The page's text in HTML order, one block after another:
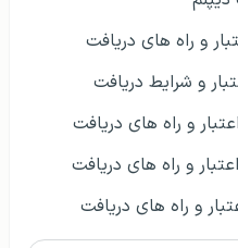
و راه های دریافت
و شرایط دریافت
و راه های دریافت
و راه های دریافت
و راه های دریافت